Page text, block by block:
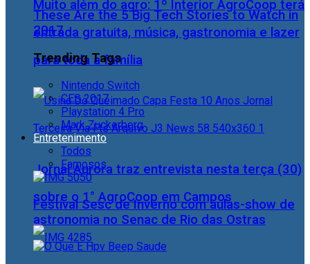
Muito além do agro: 1º Interior AgroCoop terá
entrada gratuita, música, gastronomia e lazer
para toda a família
Jornal Aurora traz entrevista nesta terça (30)
sobre o 1° AgroCoop em Campos
These Are the 5 Big Tech Stories to Watch in
2017
Trending Tags
Nintendo Switch
CES 2017
Playstation 4 Pro
Mark Zuckerberg
Entretenimento
Todos
Famosos
Festival Sesc de Inverno com aulas-show de
astronomia no Senac de Rio das Ostras